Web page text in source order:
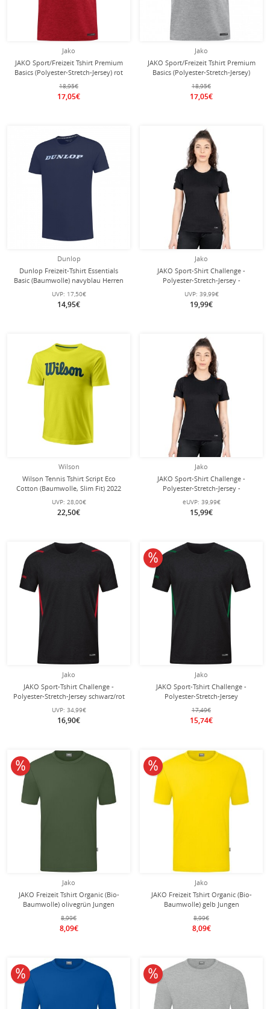
Jako
JAKO Sport/Freizeit Tshirt Premium
Basics (Polyester-Stretch-Jersey) rot
meliert Herren
18,95€
17,05€
Jako
JAKO Sport/Freizeit Tshirt Premium
Basics (Polyester-Stretch-Jersey)
hellgrau meliert Herren
18,95€
17,05€
Dunlop
Dunlop Freizeit-Tshirt Essentials
Basic (Baumwolle) navyblau Herren
UVP: 17,50€
14,95€
Jako
JAKO Sport-Shirt Challenge -
Polyester-Stretch-Jersey -
schwarz/weiss Damen
UVP: 39,99€
19,99€
Wilson
Wilson Tennis Tshirt Script Eco
Cotton (Baumwolle, Slim Fit) 2022
gelb Herren
UVP: 28,00€
22,50€
Jako
JAKO Sport-Shirt Challenge -
Polyester-Stretch-Jersey -
schwarz/orange Damen
eUVP: 39,99€
15,99€
Jako
JAKO Sport-Tshirt Challenge -
Polyester-Stretch-Jersey schwarz/rot
Jungen
UVP: 34,99€
16,90€
Jako
JAKO Sport-Tshirt Challenge -
Polyester-Stretch-Jersey
schwarz/grün Jungen
17,49€
15,74€
10% reduziert
Jako
JAKO Freizeit Tshirt Organic (Bio-
Baumwolle) olivegrün Jungen
8,99€
8,09€
10% reduziert
Jako
JAKO Freizeit Tshirt Organic (Bio-
Baumwolle) gelb Jungen
8,99€
8,09€
10% reduziert
10% reduziert 10% reduziert